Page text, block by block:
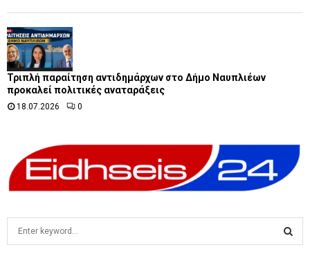
Τριπλή παραίτηση αντιδημάρχων στο Δήμο Ναυπλιέων
προκαλεί πολιτικές αναταράξεις
18.07.2026 0